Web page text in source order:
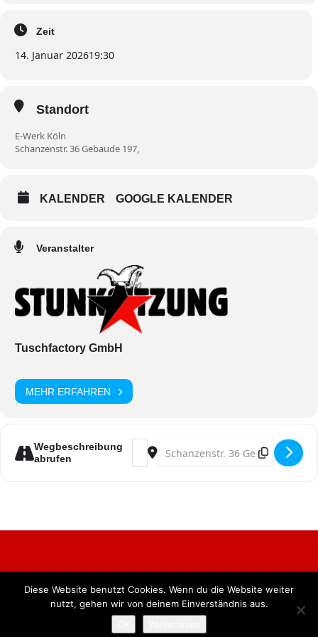
Zeit
14. Januar 202619:30
Standort
E-Werk Köln
Schanzenstr. 36 Gebaude 197,
KALENDER GOOGLE KALENDER
Veranstalter
Tuschfactory GmbH
MEHR ERFAHREN
Wegbeschreibung
abrufen
Address - Stunksitzung [tz1B22UZ2]
Destination Address -
Alle Rechte vorbehalten. BKB Verlag GmbH
Diese Website benutzt Cookies. Wenn du die Website weiter
nutzt, gehen wir von deinem Einverständnis aus.